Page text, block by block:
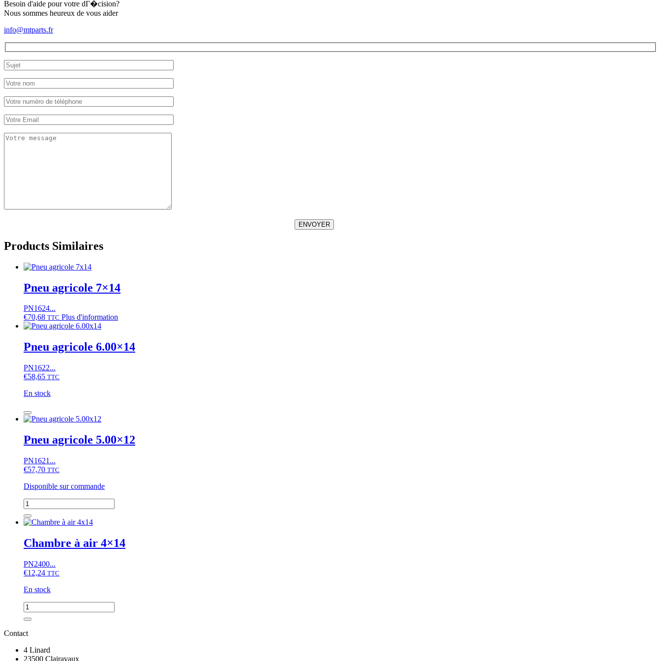
Besoin d'aide pour votre dГ�cision?
Nous sommes heureux de vous aider
info@mtparts.fr
ENVOYER
Products Similaires
Pneu agricole 7×14
PN1624...
€70,68 TTC Plus d'information
Pneu agricole 6.00×14
PN1622...
€58,65 TTC
En stock
quantité
de
agricole
6.00x14
Pneu agricole 5.00×12
PN1621...
€57,70 TTC
Disponible sur commande
quantité
de
Pneu
5.00x12
Chambre à air 4×14
PN2400...
€12,24 TTC
En stock
quantité
de
Chambre
à
4x14
Contact
4 Linard
23500 Clairavaux